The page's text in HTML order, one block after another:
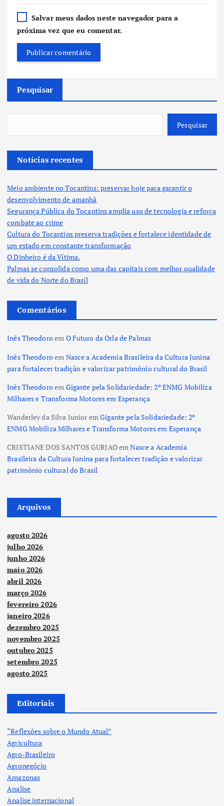
Salvar meus dados neste navegador para a
próxima vez que eu comentar.
Pesquisar
Pesquisar
Notícias recentes
Meio ambiente no Tocantins: preservar hoje para garantir o
desenvolvimento de amanhã
Segurança Pública do Tocantins amplia uso de tecnologia e reforça
combate ao crime
Cultura do Tocantins preserva tradições e fortalece identidade de
um estado em constante transformação
O Dinheiro é da Vítima.
Palmas se consolida como uma das capitais com melhor qualidade
de vida do Norte do Brasil
Comentários
Inês Theodoroem O Futuro da Orla de Palmas
Inês Theodoroem Nasce a Academia Brasileira da Cultura Junina
para fortalecer tradição e valorizar patrimônio cultural do Brasil
Inês Theodoroem Gigante pela Solidariedade: 2º ENMG Mobiliza
Milhares e Transforma Motores em Esperança
Wanderley da Silva JunioremGigante pela Solidariedade: 2º
ENMG Mobiliza Milhares e Transforma Motores em Esperança
CRISTIANE DOS SANTOS GURJAOemNasce a Academia
Brasileira da Cultura Junina para fortalecer tradição e valorizar
patrimônio cultural do Brasil
Arquivos
agosto 2026
julho 2026
junho 2026
maio 2026
abril 2026
março 2026
fevereiro 2026
janeiro 2026
dezembro 2025
novembro 2025
outubro 2025
setembro 2025
agosto 2025
Editoriais
“Reflexões sobre o Mundo Atual”
Agricultura
Agro-Brasileiro
Agronegócio
Amazonas
Analise
Analise internacional